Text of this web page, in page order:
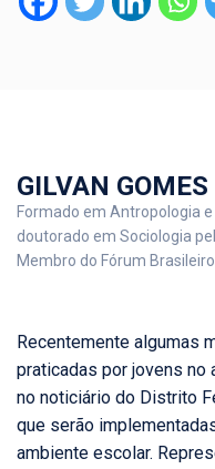
GILVAN
Formado em Antropologia
doutorado em Sociologia
Membro do Fórum
Recentemente algumas
praticadas por jovens
no noticiário do Distrito
que serão
ambiente escolar.